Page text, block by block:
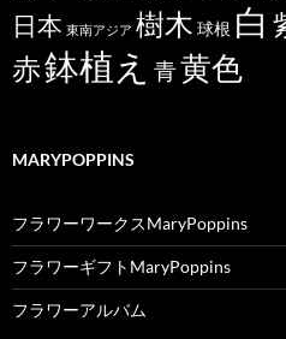
日本 東南アジア 樹木 球根 白
赤鉢植え 青黄色
MARYPOPPINS
フラワーワークスMaryPoppins
フラワーギフトMaryPoppins
フラワーアルバム